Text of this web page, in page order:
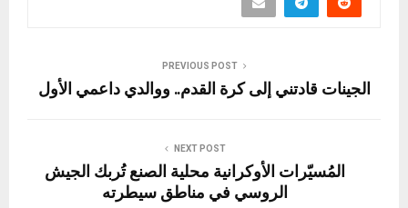
PREVIOUS POST
الجينات قادتني إلى كرة القدم.. ووالدي داعمي الأول
NEXT POST
المُسيّرات الأوكرانية محلية الصنع تُربك الجيش
الروسي في مناطق سيطرته